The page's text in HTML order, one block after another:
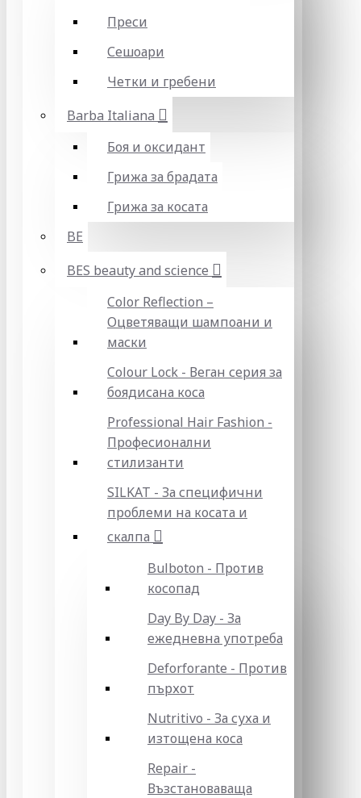
Преси
Сешоари
Четки и гребени
Barba Italiana
Боя и оксидант
Грижа за брадата
Грижа за косата
BE
BES beauty and science
Color Reflection –
Оцветяващи шампоани и
маски
Colour Lock - Веган серия за
боядисана коса
Professional Hair Fashion -
Професионални
стилизанти
SILKAT - За специфични
проблеми на косата и
скалпа
Bulboton - Против
косопад
Day By Day - За
ежедневна употреба
Deforforante - Против
пърхот
Nutritivo - За суха и
изтощена коса
Repair -
Възстановаваща